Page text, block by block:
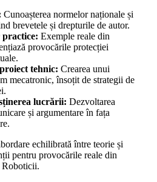
Cunoașterea normelor naționale și
brevetele și drepturile de autor.
Exemple reale din
provocările protecției
tehnic: Crearea unui
mecatronic, însoțit de strategii de
lucrării: Dezvoltarea
și argumentare în fața
echilibrată între teorie și
pentru provocările reale din